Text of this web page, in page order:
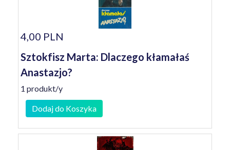
4,00 PLN
Sztokfisz Marta: Dlaczego kłamałaś
Anastazjo?
1 produkt/y
Dodaj do Koszyka